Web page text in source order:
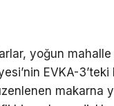
yoğun
EVKA-
makarna